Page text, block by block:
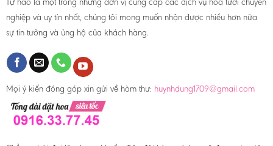
nghiệp và uy tín nhất, chúng tôi mong muốn nhận được nhiều hơn nữa
sự tin tưởng và ủng hộ của khách hàng.
Mọi ý kiến đóng góp xin gửi về hòm thư: huynhdung1709@gmail.com